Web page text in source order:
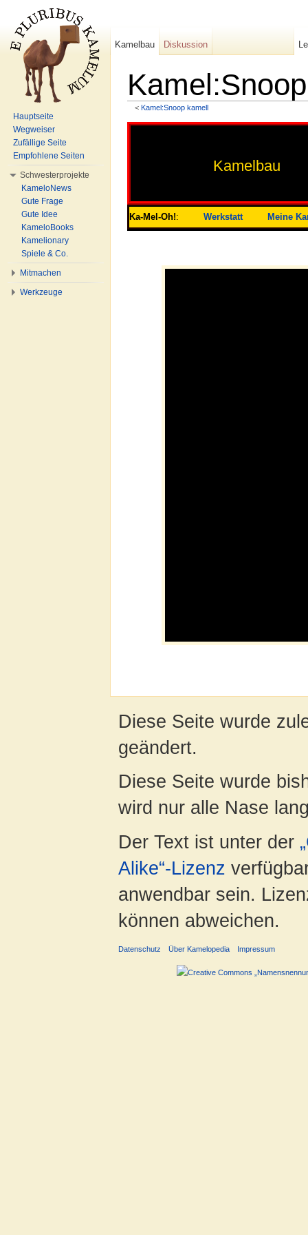
< Kamel:Snoop kamell
Kamelbau
Ka-Mel-Oh!: Werkstatt Meine
Kamelbau Diskussion
Hauptseite
Wegweiser
Zufällige Seite
Empfohlene Seiten
Schwesterprojekte
KameloNews
Gute Frage
Gute Idee
KameloBooks
Kamelionary
Spiele & Co.
Mitmachen
Werkzeuge
Diese Seite wurde
geändert.
Diese Seite wurde
wird nur alle Nase
Der Text ist unter der
Alike“-Lizenz
anwendbar sein.
können abweichen.
Datenschutz Über Kamelopedia Impressum